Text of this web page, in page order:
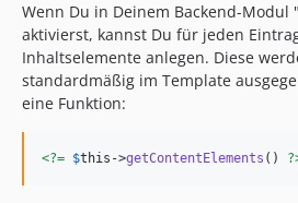
Wenn Du in Deinem Backend-Modul
aktivierst, kannst Du für jeden
Inhaltselemente anlegen. Diese
standardmäßig im Template
eine Funktion:
<?= $this ->getContentElements ()